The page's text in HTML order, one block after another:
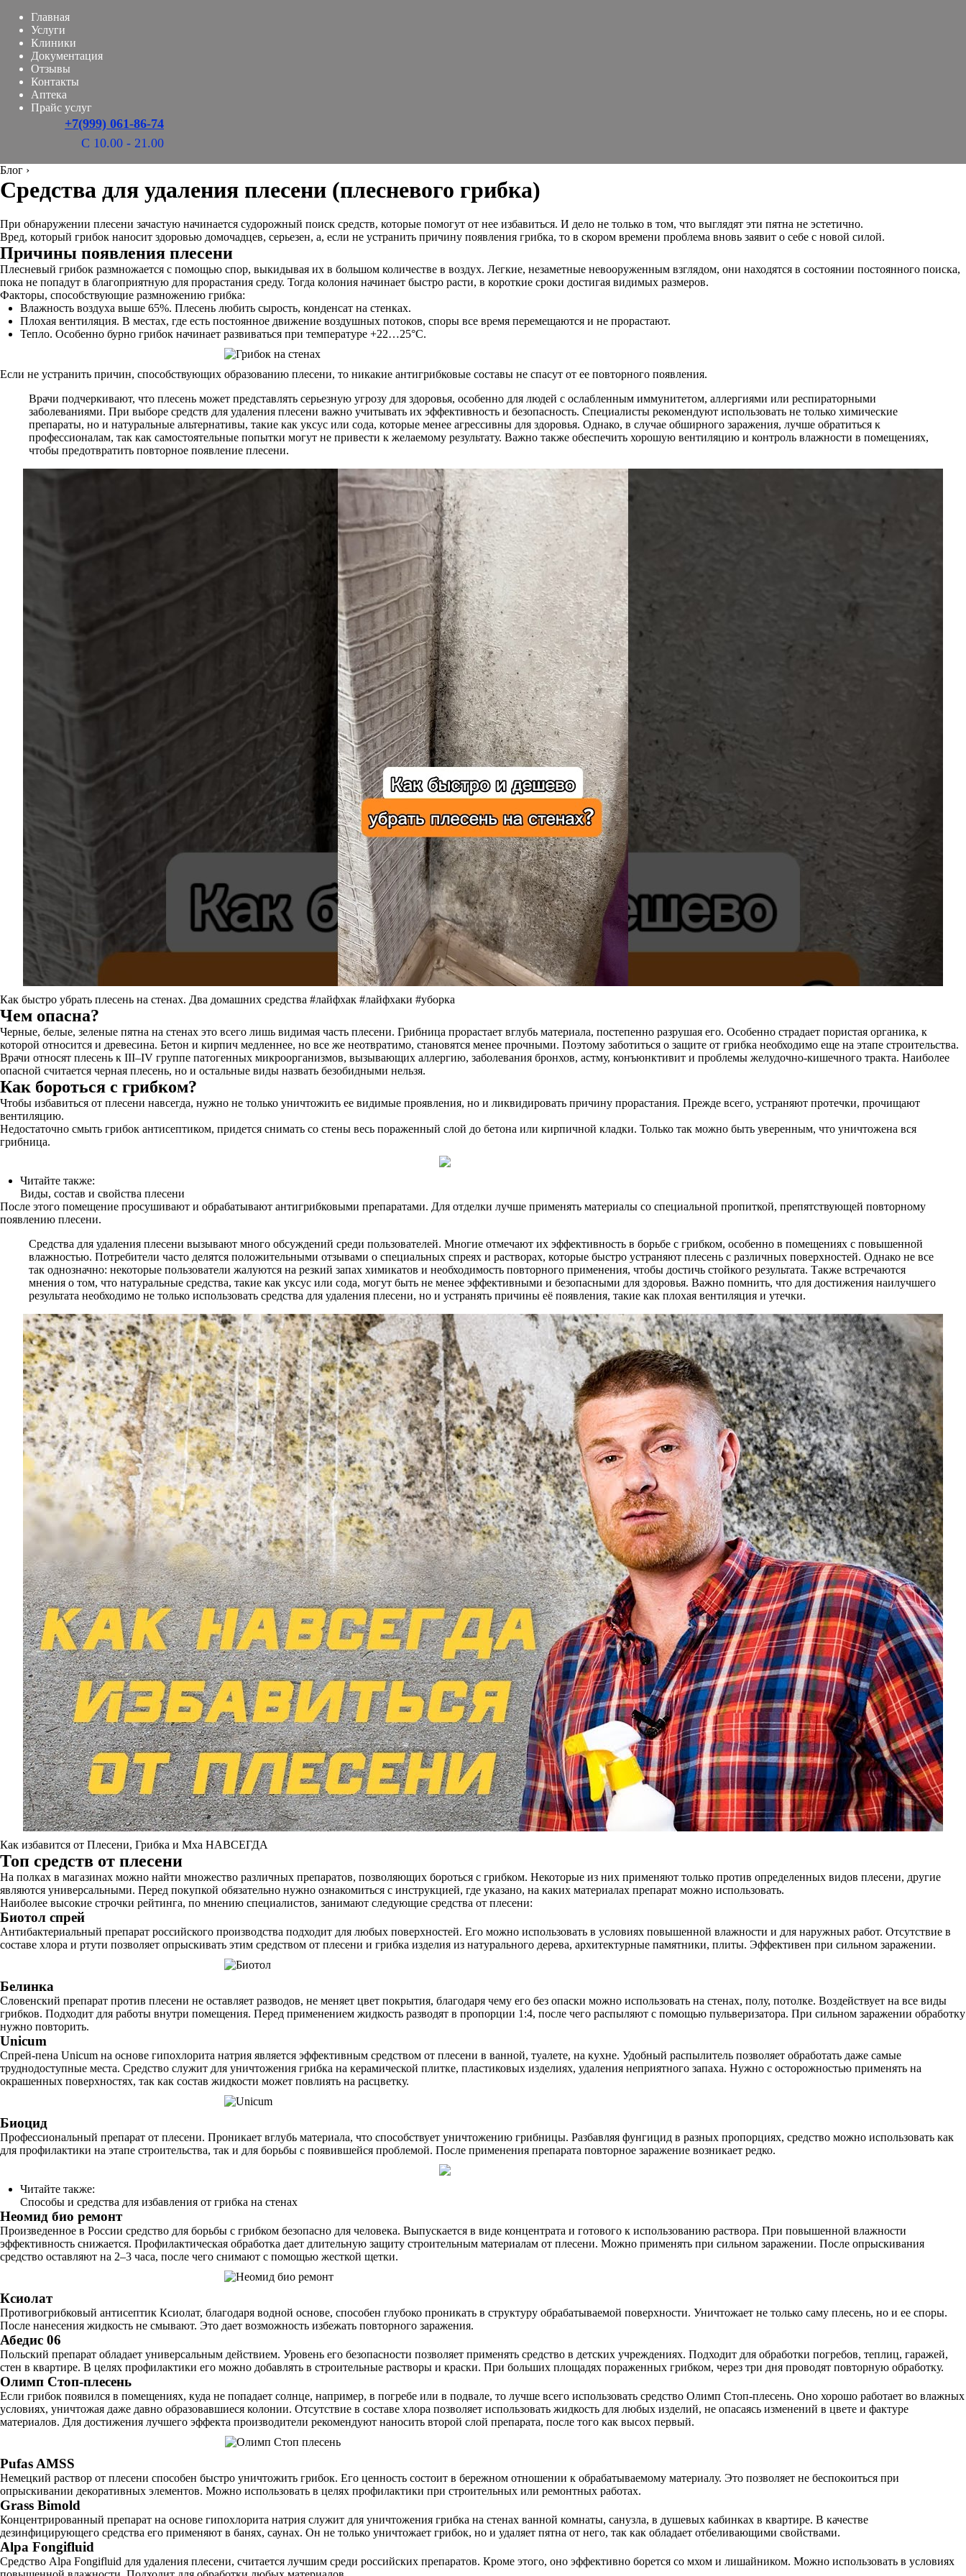
Главная
Услуги
Клиники
Документация
Отзывы
Контакты
Аптека
Прайс услуг
+7(999) 061-86-74
С 10.00 - 21.00
Блог ›
Средства для удаления плесени (плесневого грибка)
При обнаружении плесени зачастую начинается судорожный поиск средств, которые помогут от нее избавиться. И дело не только в том, что выглядят эти пятна не эстетично.
Вред, который грибок наносит здоровью домочадцев, серьезен, а, если не устранить причину появления грибка, то в скором времени проблема вновь заявит о себе с новой силой.
Причины появления плесени
Плесневый грибок размножается с помощью спор, выкидывая их в большом количестве в воздух. Легкие, незаметные невооруженным взглядом, они находятся в состоянии постоянного поиска,
пока не попадут в благоприятную для прорастания среду. Тогда колония начинает быстро расти, в короткие сроки достигая видимых размеров.
Факторы, способствующие размножению грибка:
Влажность воздуха выше 65%. Плесень любить сырость, конденсат на стенках.
Плохая вентиляция. В местах, где есть постоянное движение воздушных потоков, споры все время перемещаются и не прорастают.
Тепло. Особенно бурно грибок начинает развиваться при температуре +22…25°C.
Если не устранить причин, способствующих образованию плесени, то никакие антигрибковые составы не спасут от ее повторного появления.
Врачи подчеркивают, что плесень может представлять серьезную угрозу для здоровья, особенно для людей с ослабленным иммунитетом, аллергиями или респираторными
заболеваниями. При выборе средств для удаления плесени важно учитывать их эффективность и безопасность. Специалисты рекомендуют использовать не только химические
препараты, но и натуральные альтернативы, такие как уксус или сода, которые менее агрессивны для здоровья. Однако, в случае обширного заражения, лучше обратиться к
профессионалам, так как самостоятельные попытки могут не привести к желаемому результату. Важно также обеспечить хорошую вентиляцию и контроль влажности в помещениях,
чтобы предотвратить повторное появление плесени.
Как быстро убрать плесень на стенах. Два домашних средства #лайфхак #лайфхаки #уборка
Чем опасна?
Черные, белые, зеленые пятна на стенах это всего лишь видимая часть плесени. Грибница прорастает вглубь материала, постепенно разрушая его. Особенно страдает пористая органика, к
которой относится и древесина. Бетон и кирпич медленнее, но все же неотвратимо, становятся менее прочными. Поэтому заботиться о защите от грибка необходимо еще на этапе строительства.
Врачи относят плесень к III–IV группе патогенных микроорганизмов, вызывающих аллергию, заболевания бронхов, астму, конъюнктивит и проблемы желудочно-кишечного тракта. Наиболее
опасной считается черная плесень, но и остальные виды назвать безобидными нельзя.
Как бороться с грибком?
Чтобы избавиться от плесени навсегда, нужно не только уничтожить ее видимые проявления, но и ликвидировать причину прорастания. Прежде всего, устраняют протечки, прочищают
вентиляцию.
Недостаточно смыть грибок антисептиком, придется снимать со стены весь пораженный слой до бетона или кирпичной кладки. Только так можно быть уверенным, что уничтожена вся
грибница.
Читайте также:
Виды, состав и свойства плесени
После этого помещение просушивают и обрабатывают антигрибковыми препаратами. Для отделки лучше применять материалы со специальной пропиткой, препятствующей повторному
появлению плесени.
Средства для удаления плесени вызывают много обсуждений среди пользователей. Многие отмечают их эффективность в борьбе с грибком, особенно в помещениях с повышенной
влажностью. Потребители часто делятся положительными отзывами о специальных спреях и растворах, которые быстро устраняют плесень с различных поверхностей. Однако не все
так однозначно: некоторые пользователи жалуются на резкий запах химикатов и необходимость повторного применения, чтобы достичь стойкого результата. Также встречаются
мнения о том, что натуральные средства, такие как уксус или сода, могут быть не менее эффективными и безопасными для здоровья. Важно помнить, что для достижения наилучшего
результата необходимо не только использовать средства для удаления плесени, но и устранять причины её появления, такие как плохая вентиляция и утечки.
Как избавится от Плесени, Грибка и Мха НАВСЕГДА
Топ средств от плесени
На полках в магазинах можно найти множество различных препаратов, позволяющих бороться с грибком. Некоторые из них применяют только против определенных видов плесени, другие
являются универсальными. Перед покупкой обязательно нужно ознакомиться с инструкцией, где указано, на каких материалах препарат можно использовать.
Наиболее высокие строчки рейтинга, по мнению специалистов, занимают следующие средства от плесени:
Биотол спрей
Антибактериальный препарат российского производства подходит для любых поверхностей. Его можно использовать в условиях повышенной влажности и для наружных работ. Отсутствие в
составе хлора и ртути позволяет опрыскивать этим средством от плесени и грибка изделия из натурального дерева, архитектурные памятники, плиты. Эффективен при сильном заражении.
Белинка
Словенский препарат против плесени не оставляет разводов, не меняет цвет покрытия, благодаря чему его без опаски можно использовать на стенах, полу, потолке. Воздействует на все виды
грибков. Подходит для работы внутри помещения. Перед применением жидкость разводят в пропорции 1:4, после чего распыляют с помощью пульверизатора. При сильном заражении обработку
нужно повторить.
Unicum
Спрей-пена Unicum на основе гипохлорита натрия является эффективным средством от плесени в ванной, туалете, на кухне. Удобный распылитель позволяет обработать даже самые
труднодоступные места. Средство служит для уничтожения грибка на керамической плитке, пластиковых изделиях, удаления неприятного запаха. Нужно с осторожностью применять на
окрашенных поверхностях, так как состав жидкости может повлиять на расцветку.
Биоцид
Профессиональный препарат от плесени. Проникает вглубь материала, что способствует уничтожению грибницы. Разбавляя фунгицид в разных пропорциях, средство можно использовать как
для профилактики на этапе строительства, так и для борьбы с появившейся проблемой. После применения препарата повторное заражение возникает редко.
Читайте также:
Способы и средства для избавления от грибка на стенах
Неомид био ремонт
Произведенное в России средство для борьбы с грибком безопасно для человека. Выпускается в виде концентрата и готового к использованию раствора. При повышенной влажности
эффективность снижается. Профилактическая обработка дает длительную защиту строительным материалам от плесени. Можно применять при сильном заражении. После опрыскивания
средство оставляют на 2–3 часа, после чего снимают с помощью жесткой щетки.
Ксиолат
Противогрибковый антисептик Ксиолат, благодаря водной основе, способен глубоко проникать в структуру обрабатываемой поверхности. Уничтожает не только саму плесень, но и ее споры.
После нанесения жидкость не смывают. Это дает возможность избежать повторного заражения.
Абедис 06
Польский препарат обладает универсальным действием. Уровень его безопасности позволяет применять средство в детских учреждениях. Подходит для обработки погребов, теплиц, гаражей,
стен в квартире. В целях профилактики его можно добавлять в строительные растворы и краски. При больших площадях пораженных грибком, через три дня проводят повторную обработку.
Олимп Cтоп-плесень
Если грибок появился в помещениях, куда не попадает солнце, например, в погребе или в подвале, то лучше всего использовать средство Олимп Cтоп-плесень. Оно хорошо работает во влажных
условиях, уничтожая даже давно образовавшиеся колонии. Отсутствие в составе хлора позволяет использовать жидкость для любых изделий, не опасаясь изменений в цвете и фактуре
материалов. Для достижения лучшего эффекта производители рекомендуют наносить второй слой препарата, после того как высох первый.
Pufas AMSS
Немецкий раствор от плесени способен быстро уничтожить грибок. Его ценность состоит в бережном отношении к обрабатываемому материалу. Это позволяет не беспокоиться при
опрыскивании декоративных элементов. Можно использовать в целях профилактики при строительных или ремонтных работах.
Grass Bimold
Концентрированный препарат на основе гипохлорита натрия служит для уничтожения грибка на стенах ванной комнаты, санузла, в душевых кабинках в квартире. В качестве
дезинфицирующего средства его применяют в банях, саунах. Он не только уничтожает грибок, но и удаляет пятна от него, так как обладает отбеливающими свойствами.
Alpa Fongifluid
Средство Alpa Fongifluid для удаления плесени, считается лучшим среди российских препаратов. Кроме этого, оно эффективно борется со мхом и лишайником. Можно использовать в условиях